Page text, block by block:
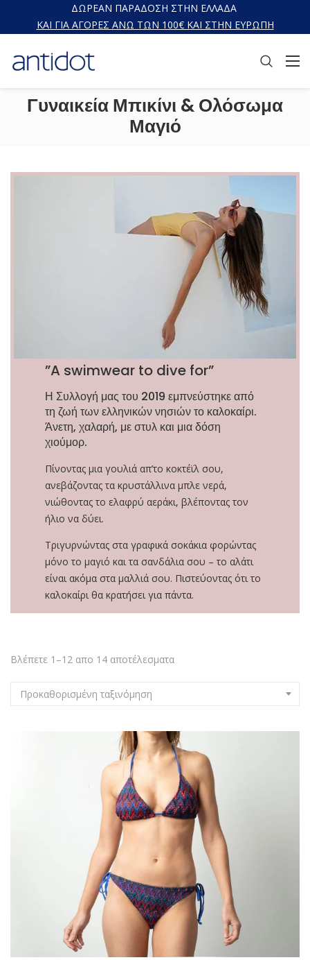
ΔΩΡΕΑΝ ΠΑΡΑΔΟΣΗ ΣΤΗΝ ΕΛΛΑΔΑ
ΚΑΙ ΓΙΑ ΑΓΟΡΕΣ ΑΝΩ ΤΩΝ 100€ ΚΑΙ ΣΤΗΝ ΕΥΡΩΠΗ
Γυναικεία Μπικίνι & Ολόσωμα
Μαγιό
”A swimwear to dive for”
Η Συλλογή μας του 2019 εμπνεύστηκε από
τη ζωή των ελληνικών νησιών το καλοκαίρι.
Άνετη, χαλαρή, με στυλ και μια δόση
χιούμορ.
Πίνοντας μια γουλιά απ’το κοκτέϊλ σου,
ανεβάζοντας τα κρυστάλλινα μπλε νερά,
νιώθοντας το ελαφρύ αεράκι, βλέποντας τον
ήλιο να δύει.
Τριγυρνώντας στα γραφικά σοκάκια φορώντας
μόνο το μαγιό και τα σανδάλια σου – το αλάτι
είναι ακόμα στα μαλλιά σου. Πιστεύοντας ότι το
καλοκαίρι θα κρατήσει για πάντα.
Βλέπετε 1–12 απο 14 αποτέλεσματα
Προκαθορισμένη ταξινόμηση